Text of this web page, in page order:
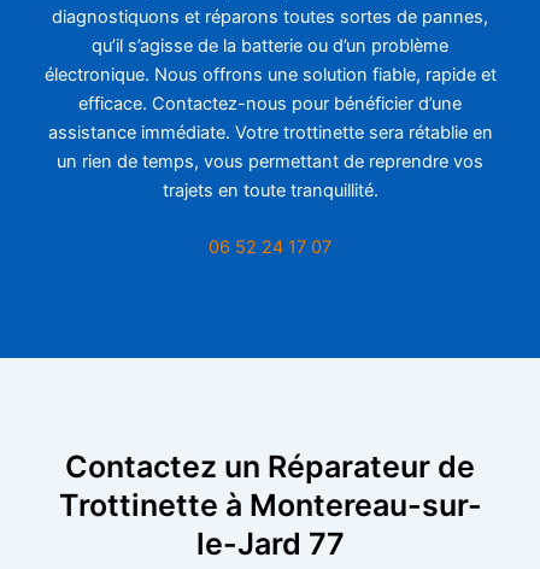
diagnostiquons et réparons toutes sortes de pannes,
qu’il s’agisse de la batterie ou d’un problème
électronique. Nous offrons une solution fiable, rapide et
efficace. Contactez-nous pour bénéficier d’une
assistance immédiate. Votre trottinette sera rétablie en
un rien de temps, vous permettant de reprendre vos
trajets en toute tranquillité.
06 52 24 17 07
Contactez un Réparateur de
Trottinette à Montereau-sur-
le-Jard 77